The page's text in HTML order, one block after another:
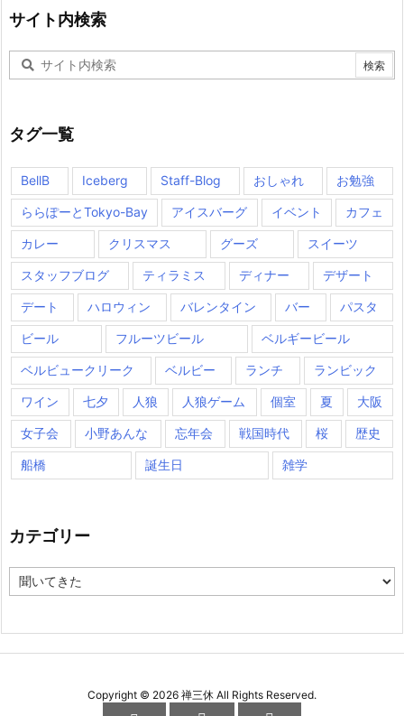
サイト内検索
タグ一覧
BellB Iceberg Staff-Blog おしゃれ お勉強
ららぽーとTokyo-Bay アイスバーグ イベント カフェ
カレー クリスマス グーズ スイーツ
スタッフブログ ティラミス ディナー デザート
デート ハロウィン バレンタイン バー パスタ
ビール フルーツビール ベルギービール
ベルビュークリーク ベルビー ランチ ランビック
ワイン 七夕 人狼 人狼ゲーム 個室 夏 大阪
女子会 小野あんな 忘年会 戦国時代 桜 歴史
船橋 誕生日 雑学
カテゴリー
カ
テ
Copyright © 2026 禅三休 All Rights Reserved.